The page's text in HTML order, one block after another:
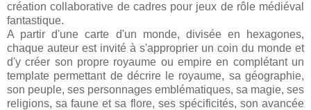
création collaborative de cadres pour jeux de rôle médiéval
fantastique.
A partir d'une carte d'un monde, divisée en hexagones,
chaque auteur est invité à s'approprier un coin du monde et
d'y créer son propre royaume ou empire en complétant un
template permettant de décrire le royaume, sa géographie,
son peuple, ses personnages emblématiques, sa magie, ses
religions, sa faune et sa flore, ses spécificités, son avancée